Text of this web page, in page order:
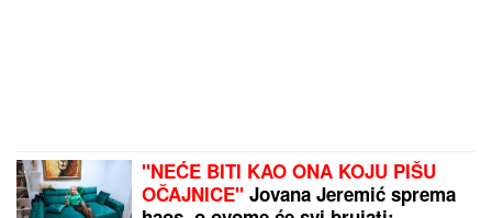
"NEĆE BITI KAO ONA KOJU PIŠU
OČAJNICE" Jovana Jeremić sprema